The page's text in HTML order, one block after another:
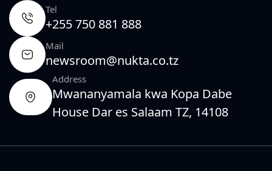
Tel
+255 750 881 888
Mail
newsroom@nukta.co.tz
Address
Mwananyamala kwa Kopa Dabe
House Dar es Salaam TZ, 14108